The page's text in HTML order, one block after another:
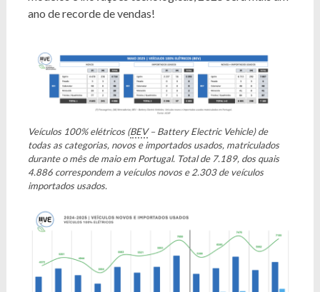
ano de recorde de vendas!
Veículos 100% elétricos (BEV– Battery Electric Vehicle) de
todas as categorias, novos e importados usados, matriculados
durante o mês de maio em Portugal. Total de 7.189, dos quais
4.886 correspondem a veículos novos e 2.303 de veículos
importados usados.